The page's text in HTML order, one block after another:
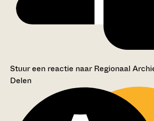
Stuur een reactie naar Regionaal
Delen